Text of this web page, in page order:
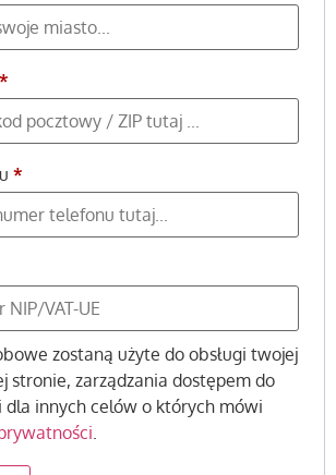
*
*
zostaną użyte do obsługi twojej
stronie, zarządzania dostępem do
innych celów o których mówi
.